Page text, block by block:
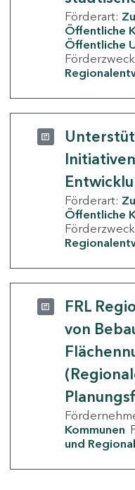
Förderart:
Öffentliche
Öffentliche
Förderart:
Öffentliche
FRL
von
Kommunen
und